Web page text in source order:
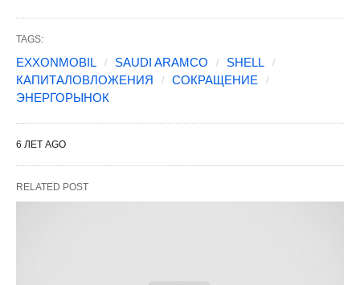
TAGS:
EXXONMOBIL SAUDI ARAMCO
SHELL
КАПИТАЛОВЛОЖЕНИЯ
СОКРАЩЕНИЕ
ЭНЕРГОРЫНОК
6 ЛЕТ AGO
RELATED POST